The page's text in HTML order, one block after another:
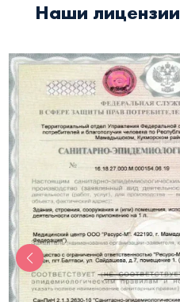
Наши